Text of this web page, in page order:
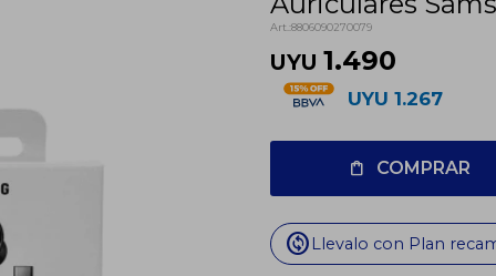
8806090270079
UYU 1.490
UYU 1.267
COMPRAR
change_circle Llevalo con Plan